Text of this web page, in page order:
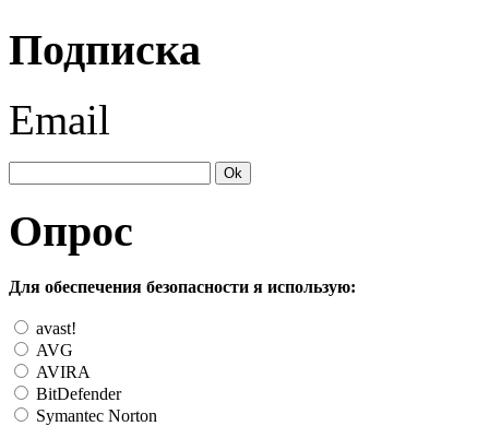
Подписка
Email
Опрос
Для обеспечения безопасности я использую:
avast!
AVG
AVIRA
BitDefender
Symantec Norton